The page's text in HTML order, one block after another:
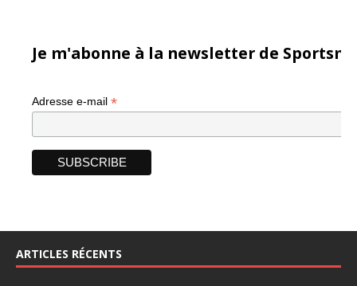
Je m'abonne à la newsletter de
Adresse e-mail *
ARTICLES RÉCENTS